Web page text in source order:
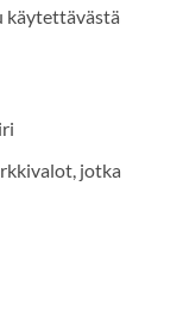
käytettävästä
jotka